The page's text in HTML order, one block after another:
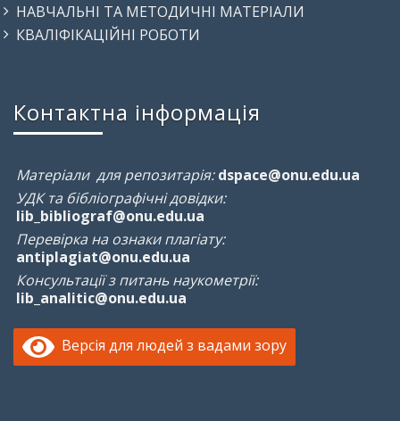
НАВЧАЛЬНІ ТА МЕТОДИЧНІ МАТЕРІАЛИ
КВАЛІФІКАЦІЙНІ РОБОТИ
Контактна інформація
Матеріали для репозитарія: dspace@onu.edu.ua
УДК та бібліографічні довідки:
lib_bibliograf@onu.edu.ua
Перевірка на ознаки плагіату:
antiplagiat@onu.edu.ua
Консультації з питань наукометрії:
lib_analitic@onu.edu.ua
Версія для людей з вадами зору